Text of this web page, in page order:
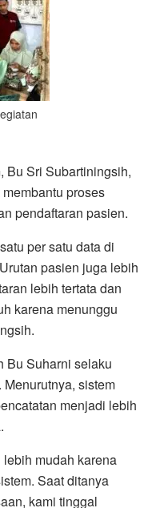
Bu Sri Subartiningsih,
proses
pendaftaran pasien.
per satu data di
pasien juga lebih
lebih tertata dan
karena menunggu
Bu Suharni selaku
sistem
menjadi lebih
mudah karena
Saat ditanya
kami tinggal